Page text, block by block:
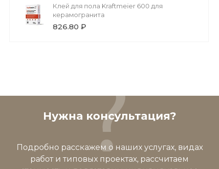
Клей для пола Kraftmeier 600 для
керамогранита
826.80 ₽
Нужна консультация?
Подробно расскажем о наших услугах, видах
работ и типовых проектах, рассчитаем